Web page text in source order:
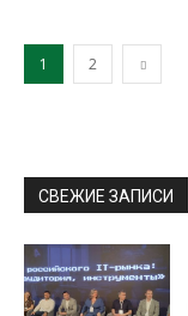
1 2
СВЕЖИЕ ЗАПИСИ